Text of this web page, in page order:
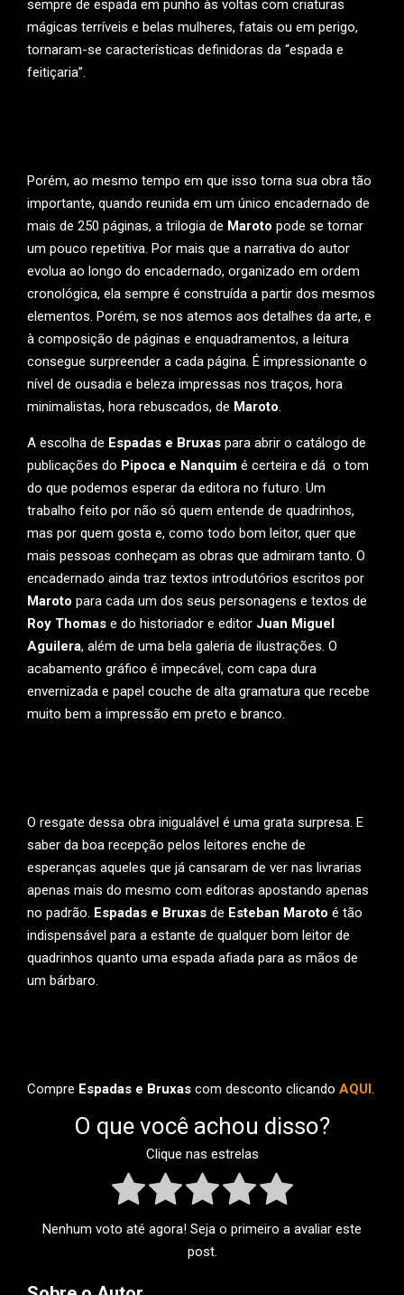
sempre de espada em punho às voltas com criaturas
mágicas terríveis e belas mulheres, fatais ou em perigo,
tornaram-se características definidoras da “espada e
feitiçaria”.
Porém, ao mesmo tempo em que isso torna sua obra tão
importante, quando reunida em um único encadernado de
mais de 250 páginas, a trilogia de Maroto pode se tornar
um pouco repetitiva. Por mais que a narrativa do autor
evolua ao longo do encadernado, organizado em ordem
cronológica, ela sempre é construída a partir dos mesmos
elementos. Porém, se nos atemos aos detalhes da arte, e
à composição de páginas e enquadramentos, a leitura
consegue surpreender a cada página. É impressionante o
nível de ousadia e beleza impressas nos traços, hora
minimalistas, hora rebuscados, de Maroto.
A escolha de Espadas e Bruxas para abrir o catálogo de
publicações do Pipoca e Nanquim é certeira e dá o tom
do que podemos esperar da editora no futuro. Um
trabalho feito por não só quem entende de quadrinhos,
mas por quem gosta e, como todo bom leitor, quer que
mais pessoas conheçam as obras que admiram tanto. O
encadernado ainda traz textos introdutórios escritos por
Maroto para cada um dos seus personagens e textos de
Roy Thomas e do historiador e editor Juan Miguel
Aguilera, além de uma bela galeria de ilustrações. O
acabamento gráfico é impecável, com capa dura
envernizada e papel couche de alta gramatura que recebe
muito bem a impressão em preto e branco.
O resgate dessa obra inigualável é uma grata surpresa. E
saber da boa recepção pelos leitores enche de
esperanças aqueles que já cansaram de ver nas livrarias
apenas mais do mesmo com editoras apostando apenas
no padrão. Espadas e Bruxas de Esteban Maroto é tão
indispensável para a estante de qualquer bom leitor de
quadrinhos quanto uma espada afiada para as mãos de
um bárbaro.
Compre Espadas e Bruxas com desconto clicando AQUI.
O que você achou disso?
Clique nas estrelas
Nenhum voto até agora! Seja o primeiro a avaliar este
post.